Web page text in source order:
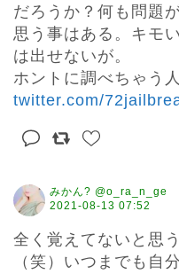
だろうか？何も問題
思う事はある。キモ
は出せないが。
twitter.com/
みかん? @o_ra_n_ge
2021-08-13 07:52
全く覚えてないと思
（笑）いつまでも自